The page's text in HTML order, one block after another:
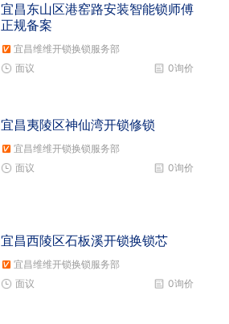
宜昌东山区港窑路安装智能锁师傅
正规备案
宜昌维维开锁换锁服务部
0询价
面议
宜昌夷陵区神仙湾开锁修锁
宜昌维维开锁换锁服务部
0询价
面议
宜昌西陵区石板溪开锁换锁芯
宜昌维维开锁换锁服务部
0询价
面议